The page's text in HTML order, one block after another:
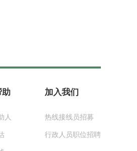
助
人
加入我们
热线接线员招募
行政人员职位招聘